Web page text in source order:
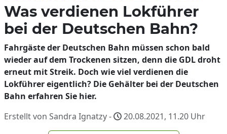
Was verdienen Lokführer
bei der Deutschen Bahn?
Fahrgäste der Deutschen Bahn müssen schon bald
wieder auf dem Trockenen sitzen, denn die GDL droht
erneut mit Streik. Doch wie viel verdienen die
Lokführer eigentlich? Die Gehälter bei der Deutschen
Bahn erfahren Sie hier.
Erstellt von Sandra Ignatzy -
20.08.2021, 11.20 Uhr